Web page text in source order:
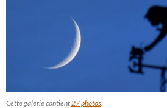
Cette galerie contient 27 photos